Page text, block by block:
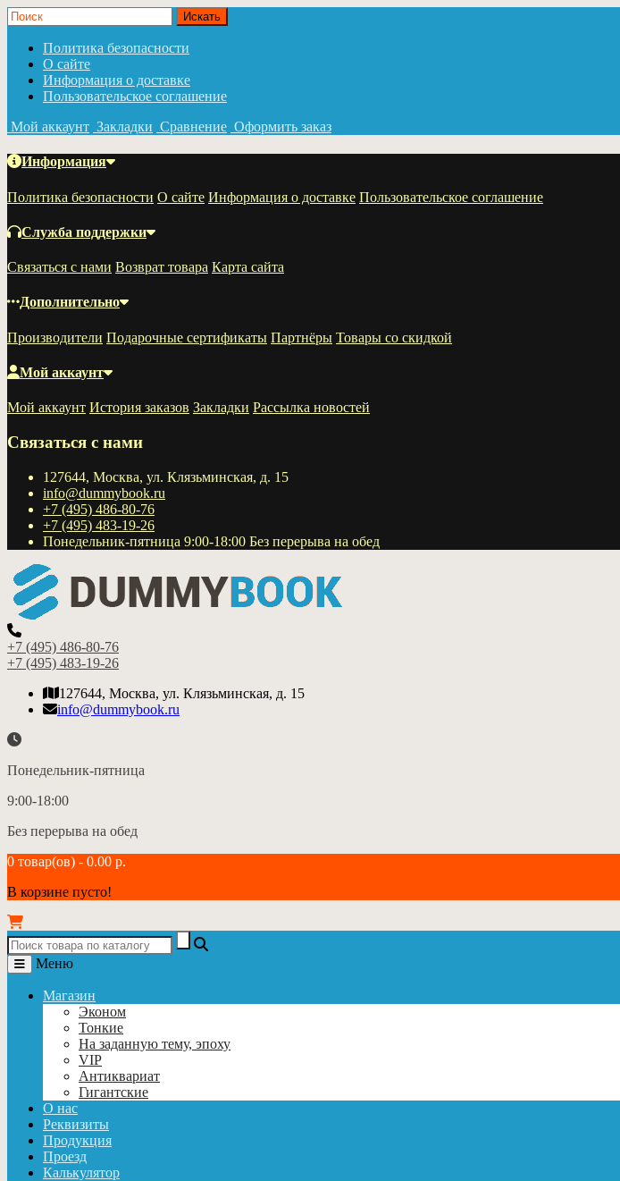
Политика безопасности
О сайте
Информация о доставке
Пользовательское соглашение
Мой аккаунт Закладки Сравнение Оформить заказ
Информация
Политика безопасности О сайте Информация о доставке Пользовательское соглашение
Служба поддержки
Связаться с нами Возврат товара Карта сайта
Дополнительно
Производители Подарочные сертификаты Партнёры Товары со скидкой
Мой аккаунт
Мой аккаунт История заказов Закладки Рассылка новостей
Связаться с нами
127644, Москва, ул. Клязьминская, д. 15
info@dummybook.ru
+7 (495) 486-80-76
+7 (495) 483-19-26
Понедельник-пятница 9:00-18:00 Без перерыва на обед
+7 (495) 486-80-76
+7 (495) 483-19-26
127644, Москва, ул. Клязьминская, д. 15
info@dummybook.ru
Понедельник-пятница
9:00-18:00
Без перерыва на обед
0 товар(ов) - 0.00 р.
В корзине пусто!
Меню
Магазин
Эконом
Тонкие
На заданную тему, эпоху
VIP
Антиквариат
Гигантские
О нас
Реквизиты
Продукция
Проезд
Калькулятор